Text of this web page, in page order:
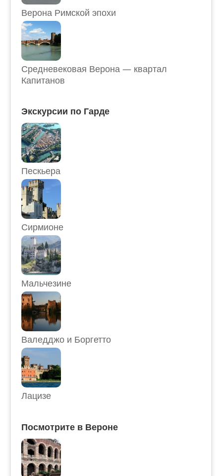
Верона Римской эпохи
Средневековая Верона — квартал
Капитанов
Экскурсии по Гарде
Пескьера
Сирмионе
Мальчезине
Валедджо и Боргетто
Лацизе
Посмотрите в Вероне